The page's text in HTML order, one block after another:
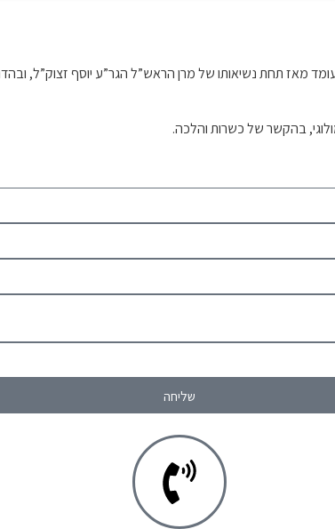
ועומד מאז תחת נשיאותו של מרן הראש”ל הגר”ע יוסף
בהקשר של כשרות והלכה.
שליחה